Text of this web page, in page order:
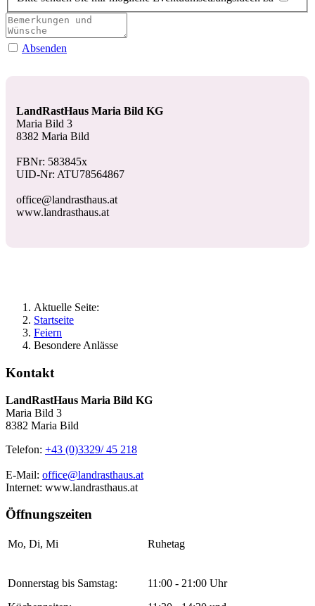
Absenden
LandRastHaus Maria Bild KG
Maria Bild 3
8382 Maria Bild
FBNr: 583845x
UID-Nr: ATU78564867
office@landrasthaus.at
www.landrasthaus.at
Aktuelle Seite:
Startseite
Feiern
Besondere Anlässe
Kontakt
LandRastHaus Maria Bild KG
Maria Bild 3
8382 Maria Bild
Telefon: +43 (0)3329/ 45 218
E-Mail: office@landrasthaus.at
Internet: www.landrasthaus.at
Öffnungszeiten
Mo, Di, Mi Ruhetag
Donnerstag bis Samstag:
11:00 - 21:00 Uhr